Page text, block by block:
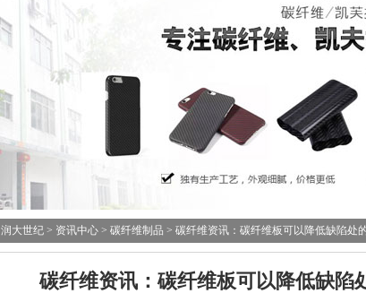
润大世纪 > 资讯中心 > 碳纤维制品 > 碳纤维资讯：碳纤维板可以降低缺陷处
碳纤维资讯：碳纤维板可以降低缺陷